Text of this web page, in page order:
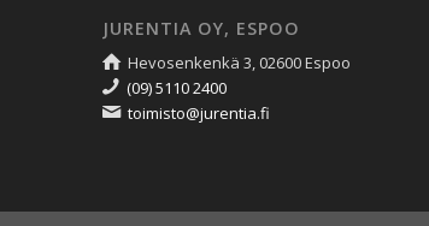
JURENTIA OY, ESPOO
Hevosenkenkä 3, 02600 Espoo
(09) 5110 2400
toimisto@jurentia.fi